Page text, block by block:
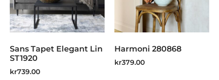
Sans Tapet Elegant Lin
ST1920
kr739.00
Harmoni 280868
kr379.00